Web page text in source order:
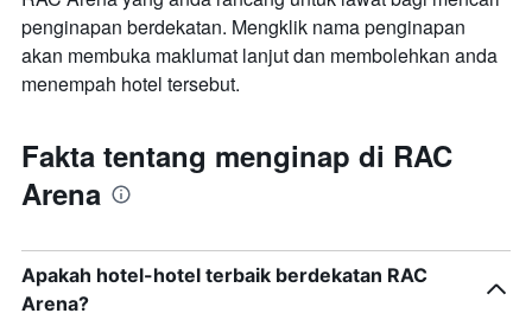
penginapan berdekatan. Mengklik nama penginapan
akan membuka maklumat lanjut dan membolehkan anda
menempah hotel tersebut.
Fakta tentang menginap di RAC
Arena
Apakah hotel-hotel terbaik berdekatan RAC
Arena?